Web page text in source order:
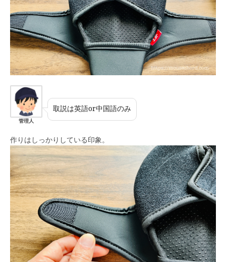
管理人
取説は英語or中国語のみ
作りはしっかりしている印象。